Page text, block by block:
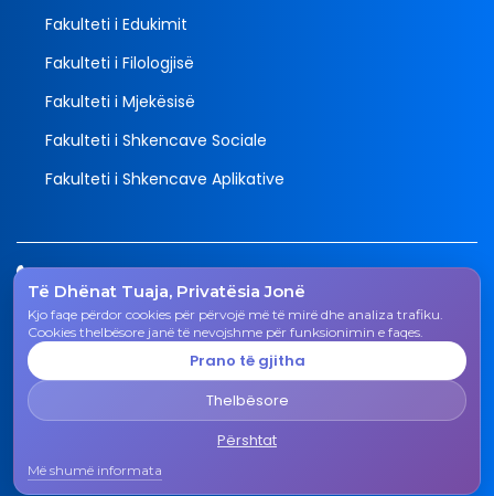
Të Dhënat Tuaja, Privatësia Jonë
Kjo faqe përdor cookies për përvojë më të mirë dhe analiza trafiku.
Cookies thelbësore janë të nevojshme për funksionimin e faqes.
Prano të gjitha
Thelbësore
Përshtat
Më shumë informata
Fakulteti i Edukimit
Fakulteti i Filologjisë
Fakulteti i Mjekësisë
Fakulteti i Shkencave Sociale
Fakulteti i Shkencave Aplikative
Tel.
038 200 20 831
Email
rektorati@uni-gjk.org
Rektorati - Rr. "Ismail Qemali", n.n., 50 000 Gjakovë,
Republika e Kosovës